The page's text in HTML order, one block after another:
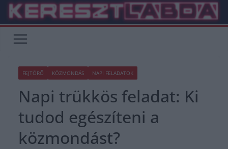
Skip
content
FEJTÖRŐ KÖZMONDÁS NAPI FELADATOK
Napi trükkös feladat: Ki
tudod egészíteni a
közmondást?